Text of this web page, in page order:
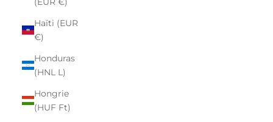
Haïti (EUR
€)
Honduras
(HNL L)
Hongrie
(HUF Ft)